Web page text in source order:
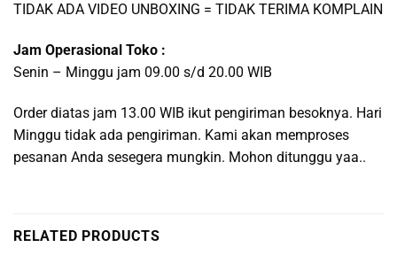
TIDAK ADA VIDEO UNBOXING = TIDAK TERIMA KOMPLAIN
Jam Operasional Toko :
Senin – Minggu jam 09.00 s/d 20.00 WIB
Order diatas jam 13.00 WIB ikut pengiriman besoknya. Hari
Minggu tidak ada pengiriman. Kami akan memproses
pesanan Anda sesegera mungkin. Mohon ditunggu yaa..
RELATED PRODUCTS